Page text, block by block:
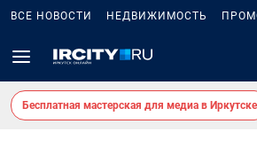
ВСЕ НОВОСТИ НЕДВИЖИМОСТЬ
Бесплатная мастерская для медиа в Иркутске